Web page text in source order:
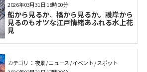
船から見るか、橋から見るか。護岸から
見るのもオツな江戸情緒あふれる水上花
見
2026年03月31日 18時00分
カテゴリ： 夜景 / ニュース / イベント / スポット